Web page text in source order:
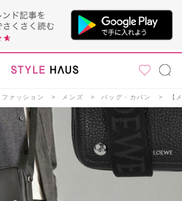
ファッション メンズ バッグ・カバン 【